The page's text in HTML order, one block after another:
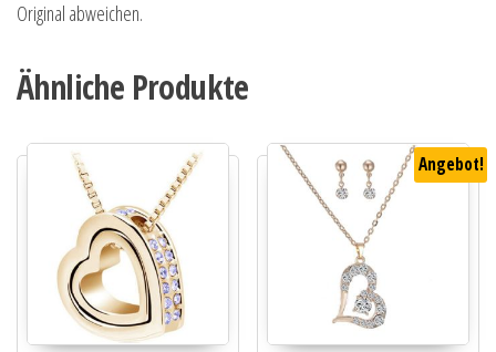
Original abweichen.
Ähnliche Produkte
Angebot!